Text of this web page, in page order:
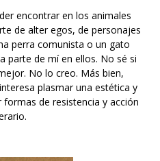
encontrar en los animales
de alter egos, de personajes
perra comunista o un gato
parte de mí en ellos. No sé si
No lo creo. Más bien,
plasmar una estética y
de resistencia y acción